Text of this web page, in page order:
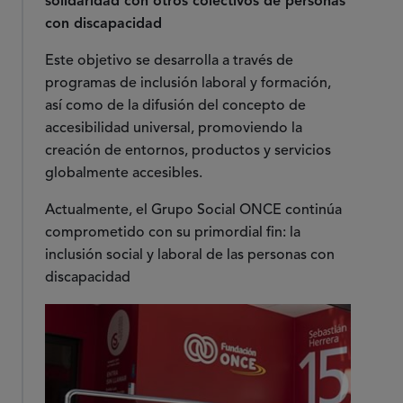
con discapacidad
Este objetivo se desarrolla a través de
programas de inclusión laboral y formación,
así como de la difusión del concepto de
accesibilidad universal, promoviendo la
creación de entornos, productos y servicios
globalmente accesibles.
Actualmente, el Grupo Social ONCE continúa
comprometido con su primordial fin: la
inclusión social y laboral de las personas con
discapacidad